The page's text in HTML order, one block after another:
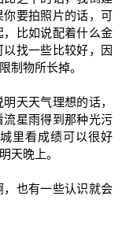
要拍照片的话，可
比如说配着什么金
找一些比较好，因
制物所长掉。
天天气理想的话，
星雨得到那种光污
里看成绩可以很好
天晚上。
也有一些认识就会